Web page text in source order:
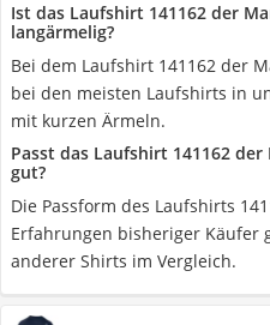
Ist das Laufshirt 141162 der
langärmelig?
Bei dem Laufshirt 141162 der
bei den meisten Laufshirts in
mit kurzen Ärmeln.
Passt das Laufshirt 141162
gut?
Die Passform des Laufshirts
Erfahrungen bisheriger Käufer
anderer Shirts im Vergleich.